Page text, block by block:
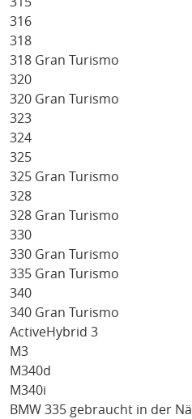
316
318
318 Gran Turismo
320
320 Gran Turismo
323
324
325
325 Gran Turismo
328
328 Gran Turismo
330
330 Gran Turismo
335 Gran Turismo
340
340 Gran Turismo
ActiveHybrid 3
M3
M340d
M340i
BMW 335 gebraucht in der